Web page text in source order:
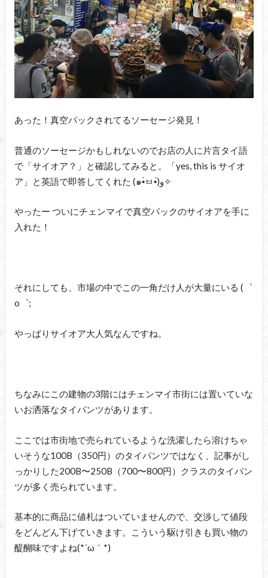
あった！真空パックされてるソーセージ発見！
普通のソーセージかもしれないのでお店の人に片言タイ語
で「サイオア？」と確認してみると。「yes, this is サイオ
ア」と英語で即答してくれた (๑•̀ㅂ•́)و✧
やったー ついにチェンマイで真空パックのサイオアを手に
入れた！
それにしても、市場の中でこの一角だけ人が大量にいる (゜
o゜;
やっぱりサイオア大人気なんですね。
ちなみにこの建物の3階にはチェンマイ市街には置いていな
いお洒落なタイパンツがあります。
ここでは市街地で売られているような洗濯したら溶けちゃ
いそうな100B（350円）のタイパンツではなく、記事がし
っかりした200B〜250B（700〜800円）クラスのタイパン
ツが多く売られています。
基本的に商品に値札はついていませんので、交渉して値段
をどんどん下げていきます。こういう駆け引きも買い物の
醍醐味ですよね(*´ω｀*)